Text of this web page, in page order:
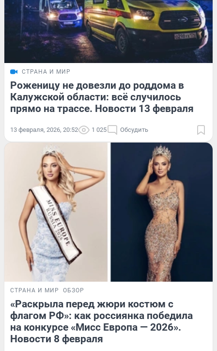
СТРАНА И МИР
Роженицу не довезли до роддома в
Калужской области: всё случилось
прямо на трассе. Новости 13 февраля
13 февраля, 2026, 20:52 1 025 Обсудить
СТРАНА И МИР ОБЗОР
«Раскрыла перед жюри костюм с
флагом РФ»: как россиянка победила
на конкурсе «Мисс Европа — 2026».
Новости 8 февраля